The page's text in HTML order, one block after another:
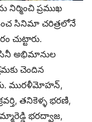
నిర్మించి ప్రముఖ
సినిమా చరిత్రలోనే
చుట్టారు.
అభిమానుల
చెందిన
మురళీమోహన్,
తనికెళ్ళ భరణి,
భరద్వాజ,